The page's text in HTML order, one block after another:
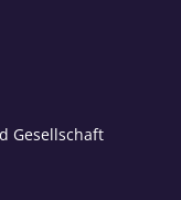
Gesellschaft